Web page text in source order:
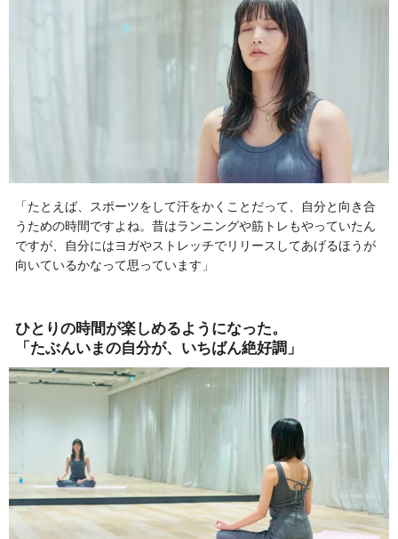
「たとえば、スポーツをして汗をかくことだって、自分と向き合
うための時間ですよね。昔はランニングや筋トレもやっていたん
ですが、自分にはヨガやストレッチでリリースしてあげるほうが
向いているかなって思っています」
ひとりの時間が楽しめるようになった。
「たぶんいまの自分が、いちばん絶好調」